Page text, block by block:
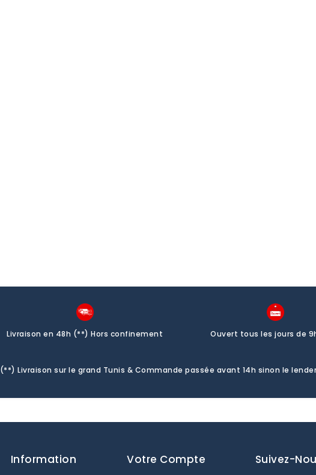
Livraison en 48h (**) Hors confinement Ouvert tous les jours de
(**) Livraison sur le grand Tunis & Commande passée avant 14h sinon le
Information Votre Compte Suivez-